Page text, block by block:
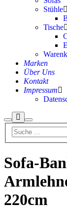
Stühle
Tische
Marken
Über Uns
Kontakt
Impressum
Suchen
Mehr
InfoHauptmenü
Sofa-
220cm